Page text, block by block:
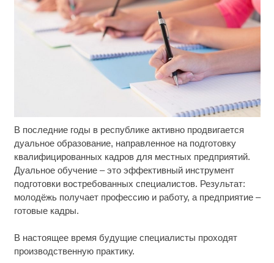
В последние годы в республике активно продвигается
дуальное образование, направленное на подготовку
квалифицированных кадров для местных предприятий.
Дуальное обучение – это эффективный инструмент
подготовки востребованных специалистов. Результат:
молодёжь получает профессию и работу, а предприятие –
готовые кадры.
В настоящее время будущие специалисты проходят
производственную практику.
i
Ролик из Омска: вы будете смеяться долго
Рак начинается не с боли: онколог назвал
первый «тихий» признак болезни
Обнаружена тайная семья пропавшего
Усольцева: вторая жена и дочь